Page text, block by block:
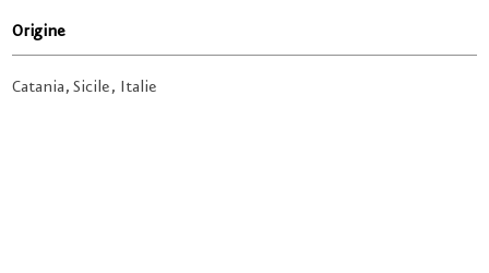
Origine
Catania, Sicile, Italie